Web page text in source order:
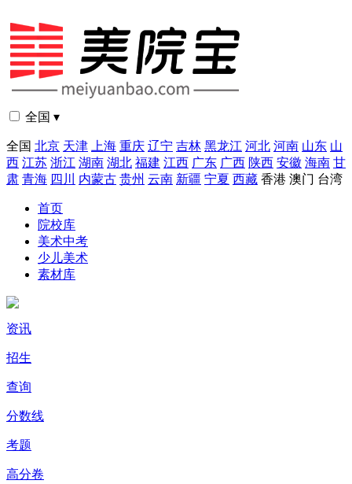
全国 ▾
全国 北京 天津 上海 重庆 辽宁 吉林 黑龙江 河北 河南 山东 山
西 江苏 浙江 湖南 湖北 福建 江西 广东 广西 陕西 安徽 海南 甘
肃 青海 四川 内蒙古 贵州 云南 新疆 宁夏 西藏 香港 澳门 台湾
首页
院校库
美术中考
少儿美术
素材库
资讯
招生
查询
分数线
考题
高分卷